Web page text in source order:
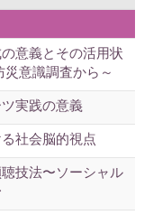
意義とその活用状
意識調査から～
実践の意義
社会脳的視点
技法〜ソーシャル